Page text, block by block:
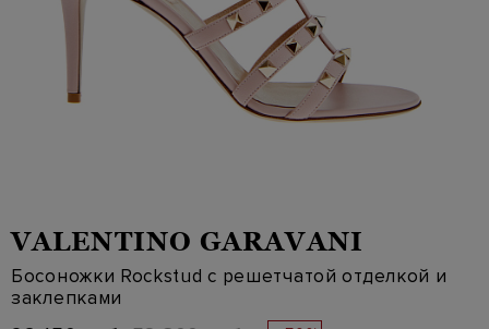
VALENTINO GARAVANI
Босоножки Rockstud с решетчатой отделкой и
заклепками